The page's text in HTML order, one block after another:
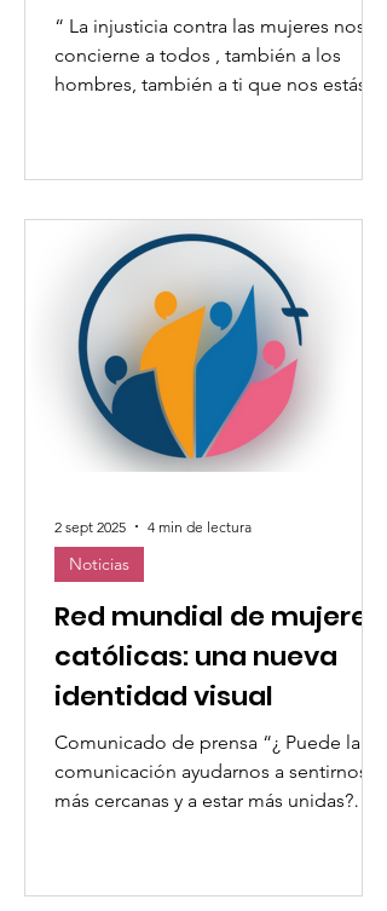
mujeres
“ La injusticia contra las mujeres nos
concierne a todos , también a los
hombres, también a ti que nos estás
Red mundial de mujeres
católicas: una nueva
identidad visual
Comunicado de prensa “¿ Puede la
comunicación ayudarnos a sentirnos
más cercanas y a estar más unidas?
Noticias
2 sept 2025 4 min de lectura